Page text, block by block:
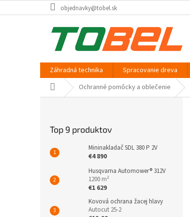
na
objednavky@tobel.sk
Záhradná technika Spracovanie dreva
Domov Ochranné pomôcky a oblečenie
Top 9 produktov
Mininakladač SDL 380 P 2V
€4 890
Husqvarna Automower® 312V
1200 m²
€1 629
Kovová ochrana žacej hlavy
Autocut 25-2